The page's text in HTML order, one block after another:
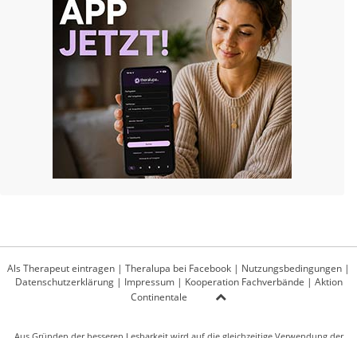
Als Therapeut eintragen | Theralupa bei Facebook | Nutzungsbedingungen |
Datenschutzerklärung| Impressum| Kooperation Fachverbände | Aktion
Continentale